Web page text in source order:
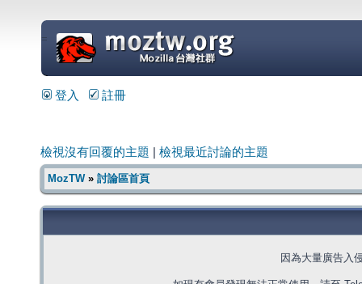
=
登入 註冊
檢視沒有回覆的主題 檢視最近討論的主題
MozTW» 討論區首頁
因為大量廣告入